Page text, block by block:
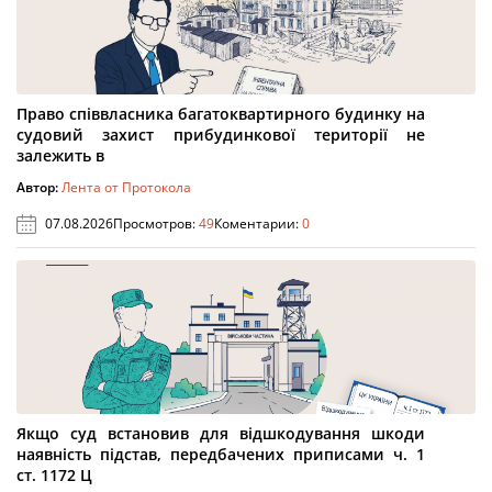
Право співвласника багатоквартирного будинку на
судовий захист прибудинкової території не
залежить в
Автор:Лента от Протокола
07.08.2026Просмотров:49Коментарии:0
Якщо суд встановив для відшкодування шкоди
наявність підстав, передбачених приписами ч. 1
ст. 1172 Ц